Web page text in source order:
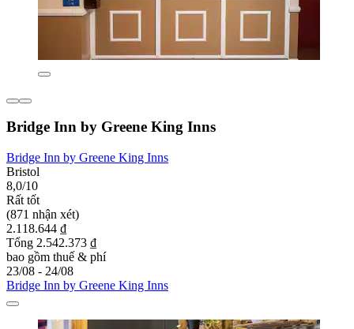
Bridge Inn by Greene King Inns
Bridge Inn by Greene King Inns
Bristol
8,0/10
Rất tốt
(871 nhận xét)
2.118.644 ₫
Tổng 2.542.373 ₫
bao gồm thuế & phí
23/08 - 24/08
Bridge Inn by Greene King Inns